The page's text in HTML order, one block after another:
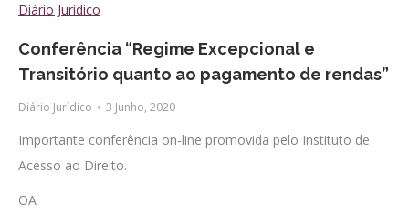
Diário Jurídico
Conferência “Regime Excepcional e
Transitório quanto ao pagamento de rendas”
Diário Jurídico 3 Junho, 2020
Importante conferência on-line promovida pelo Instituto de
Acesso ao Direito.
OA